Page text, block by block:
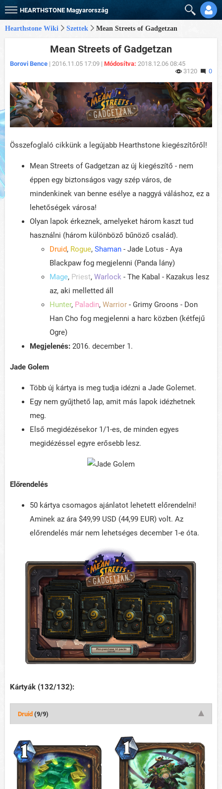
HEARTHSTONE Magyarország
Hearthstone Wiki Szettek Mean Streets of Gadgetzan
Mean Streets of Gadgetzan
Borovi Bence | 2016.11.05 17:09 | Módosítva: 2018.12.06 08:45
3120
0
Összefoglaló cikkünk a legújabb Hearthstone kiegészítőről!
Mean Streets of Gadgetzan az új kiegészítő - nem
éppen egy biztonságos vagy szép város, de
mindenkinek van benne esélye a naggyá váláshoz, ez a
lehetőségek városa!
Olyan lapok érkeznek, amelyeket három kaszt tud
használni (három különböző bűnöző család).
Druid, Rogue, Shaman - Jade Lotus - Aya
Blackpaw fog megjelenni (Panda lány)
Mage, Priest, Warlock - The Kabal - Kazakus lesz
az, aki melletted áll
Hunter, Paladin, Warrior - Grimy Groons - Don
Han Cho fog megjelenni a harc közben (kétfejű
Ogre)
Megjelenés: 2016. december 1.
Jade Golem
Több új kártya is meg tudja idézni a Jade Golemet.
Egy nem gyűjthető lap, amit más lapok idézhetnek
meg.
Első megidézésekor 1/1-es, de minden egyes
megidézéssel egyre erősebb lesz.
Előrendelés
50 kártya csomagos ajánlatot lehetett előrendelni!
Aminek az ára $49,99 USD (44,99 EUR) volt. Az
előrendelés már nem lehetséges december 1-e óta.
Kártyák (132/132):
Druid (9/9)